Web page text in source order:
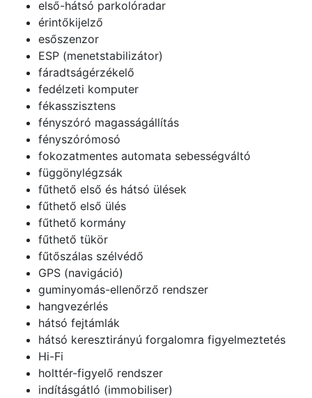
első-hátsó parkolóradar
érintőkijelző
esőszenzor
ESP (menetstabilizátor)
fáradtságérzékelő
fedélzeti komputer
fékasszisztens
fényszóró magasságállítás
fényszórómosó
fokozatmentes automata sebességváltó
függönylégzsák
fűthető első és hátsó ülések
fűthető első ülés
fűthető kormány
fűthető tükör
fűtőszálas szélvédő
GPS (navigáció)
guminyomás-ellenőrző rendszer
hangvezérlés
hátsó fejtámlák
hátsó keresztirányú forgalomra figyelmeztetés
Hi-Fi
holttér-figyelő rendszer
indításgátló (immobiliser)